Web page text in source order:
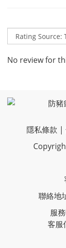
No review for
隱私條款 |
聯絡地
服
客服